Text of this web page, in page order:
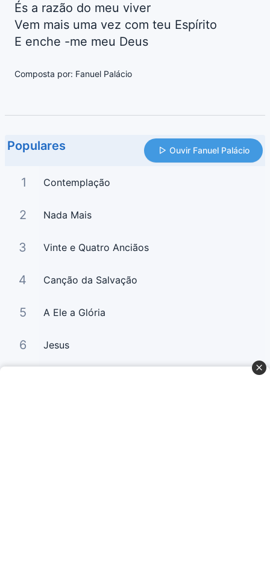
És a razão do meu viver
Vem mais uma vez com teu Espírito
E enche -me meu Deus
Composta por: Fanuel Palácio
Populares Ouvir Fanuel Palácio
1 Contemplação
2 Nada Mais
3 Vinte e Quatro Anciãos
4 Canção da Salvação
5 A Ele a Glória
6 Jesus